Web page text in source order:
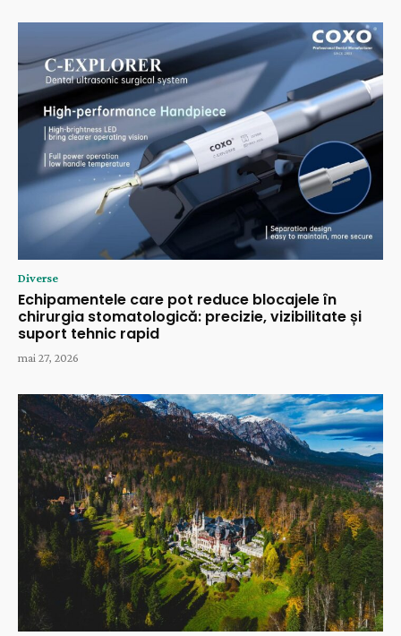
Diverse
Echipamentele care pot reduce blocajele în
chirurgia stomatologică: precizie, vizibilitate și
suport tehnic rapid
mai 27, 2026